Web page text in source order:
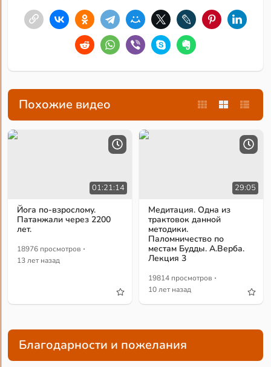
Похожие видео
01:21:14
Йога по-взрослому.
Патанжали через 2200
лет.
18976 просмотров ·
13 лет назад
29:05
Медитация. Одна из
трактовок данной
методики.
Паломничество по
местам Будды. А.Верба.
Лекция 3
19814 просмотров ·
10 лет назад
Благодарности и пожелания